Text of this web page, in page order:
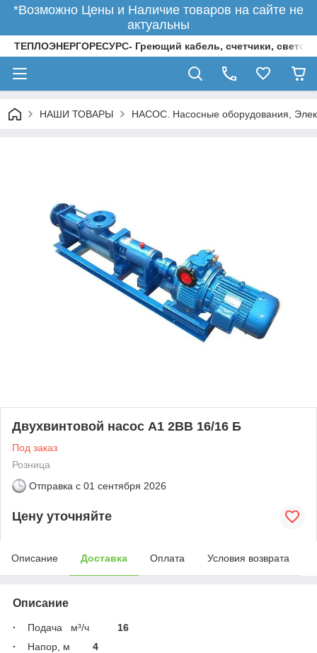
*Возможно Цены и Наличие товаров на сайте не
актуальны
ТЕПЛОЭНЕРГОРЕСУРС- Греющий кабель, счетчики,
НАШИ ТОВАРЫ НАСОС. Насосные оборудования,
Двухвинтовой насос А1 2ВВ 16/16 Б
Под заказ
Розница
Отправка с 01 сентября 2026
Цену уточняйте
Описание Доставка Оплата Условия возврата
Описание
· Подача м³/ч 16
·
Напор, м 4